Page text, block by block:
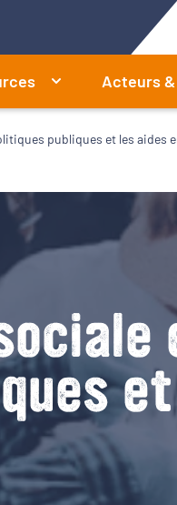
Acteurs
publiques et les aides